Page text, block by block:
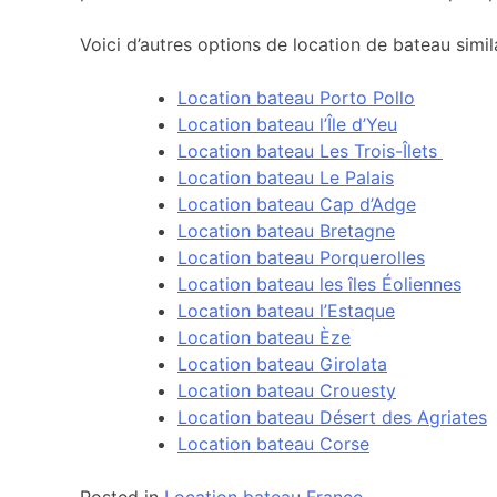
Voici d’autres options de location de bateau
Location bateau Porto Pollo
Location bateau l’Île d’Yeu
Location bateau Les Trois-Îlets
Location bateau Le Palais
Location bateau Cap d’Adge
Location bateau Bretagne
Location bateau Porquerolles
Location bateau les îles Éoliennes
Location bateau l’Estaque
Location bateau Èze
Location bateau Girolata
Location bateau Crouesty
Location bateau Désert des Agriates
Location bateau Corse